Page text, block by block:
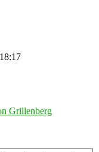
Grillenberg